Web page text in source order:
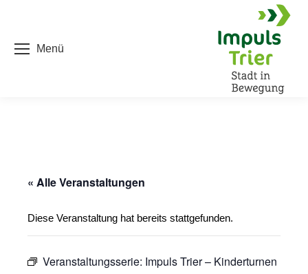
Menü
« Alle Veranstaltungen
Diese Veranstaltung hat bereits stattgefunden.
Veranstaltungsserie: Impuls Trier – Kinderturnen